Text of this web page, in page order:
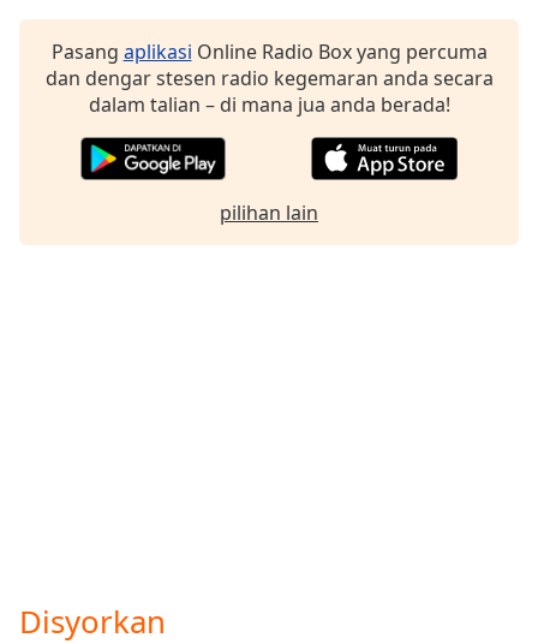
Modal
Pasang aplikasi Online Radio Box yang percuma
dan dengar stesen radio kegemaran anda secara
dalam talian – di mana jua anda berada!
pilihan lain
Disyorkan